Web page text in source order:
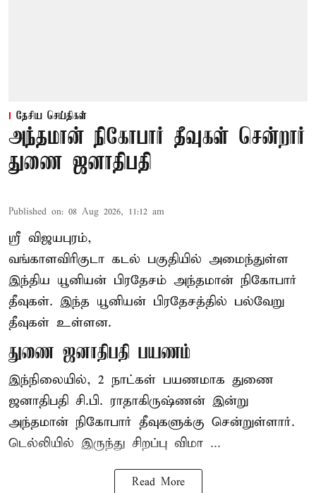
தேசிய செய்திகள்
அந்தமான் நிகோபார் தீவுகள் சென்றார்
துணை ஜனாதிபதி
Published on: 08 Aug 2026, 11:12 am
ஸ்ரீ விஜயபுரம்,
வங்காளவிரிகுடா கடல் பகுதியில் அமைந்துள்ள
இந்திய யூனியன் பிரதேசம் அந்தமான் நிகோபார்
தீவுகள். இந்த யூனியன் பிரதேசத்தில் பல்வேறு
தீவுகள் உள்ளன.
துணை ஜனாதிபதி பயணம்
இந்நிலையில், 2 நாட்கள் பயணமாக துணை
ஜனாதிபதி சி.பி. ராதாகிருஷ்ணன் இன்று
அந்தமான் நிகோபார் தீவுகளுக்கு சென்றுள்ளார்.
டெல்லியில் இருந்து சிறப்பு விமா ...
Read More